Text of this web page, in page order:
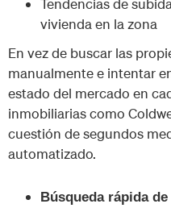
Tendencias de
vivienda en la zona
En vez de buscar las
manualmente e intentar
estado del mercado en
inmobiliarias como
cuestión de segundos
automatizado.
Búsqueda rápida